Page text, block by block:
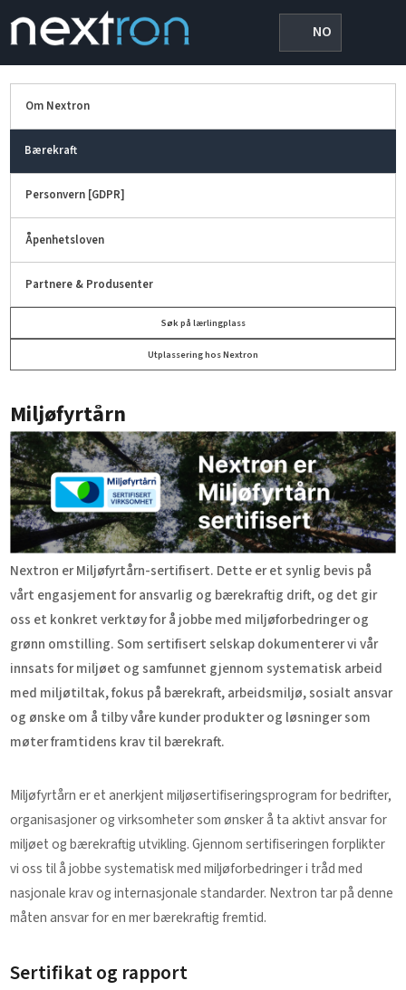
NO
Om Nextron
Bærekraft
Personvern [GDPR]
Åpenhetsloven
Partnere & Produsenter
Søk på lærlingplass
Utplassering hos Nextron
Miljøfyrtårn
Nextron er Miljøfyrtårn-sertifisert. Dette er et synlig bevis på
vårt engasjement for ansvarlig og bærekraftig drift, og det gir
oss et konkret verktøy for å jobbe med miljøforbedringer og
grønn omstilling. Som sertifisert selskap dokumenterer vi vår
innsats for miljøet og samfunnet gjennom systematisk arbeid
med miljøtiltak, fokus på bærekraft, arbeidsmiljø, sosialt ansvar
og ønske om å tilby våre kunder produkter og løsninger som
møter framtidens krav til bærekraft.
Miljøfyrtårn er et anerkjent miljøsertifiseringsprogram for bedrifter,
organisasjoner og virksomheter som ønsker å ta aktivt ansvar for
miljøet og bærekraftig utvikling. Gjennom sertifiseringen forplikter
vi oss til å jobbe systematisk med miljøforbedringer i tråd med
nasjonale krav og internasjonale standarder. Nextron tar på denne
måten ansvar for en mer bærekraftig fremtid.
Sertifikat og rapport